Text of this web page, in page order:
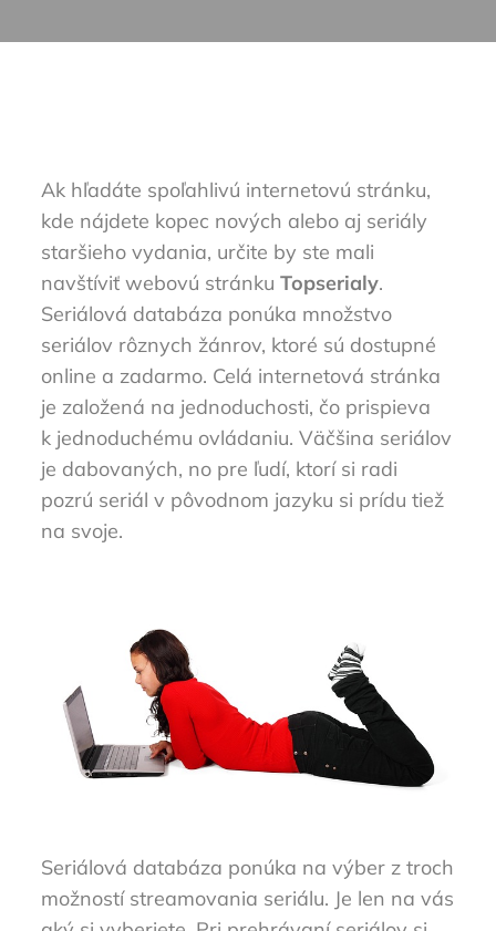
Ak hľadáte spoľahlivú internetovú stránku,
kde nájdete kopec nových alebo aj seriály
staršieho vydania, určite by ste mali
navštíviť webovú stránkuTopserialy.
Seriálová databáza ponúka množstvo
seriálov rôznych žánrov, ktoré sú dostupné
online a zadarmo. Celá internetová stránka
je založená na jednoduchosti, čo prispieva
k jednoduchému ovládaniu. Väčšina seriálov
je dabovaných, no pre ľudí, ktorí si radi
pozrú seriál v pôvodnom jazyku si prídu tiež
na svoje.
Seriálová databáza ponúka na výber z troch
možností streamovania seriálu. Je len na vás